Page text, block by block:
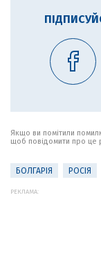
Якщо ви помітили
щоб повідомити про це
БОЛГАРІЯ РОСІЯ
РЕКЛАМА: